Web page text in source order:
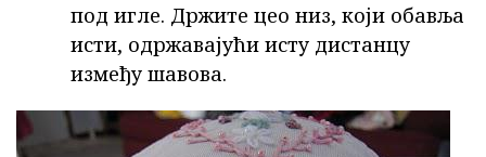
под игле. Држите цео низ, који обавља
исти, одржавајући исту дистанцу
између шавова.